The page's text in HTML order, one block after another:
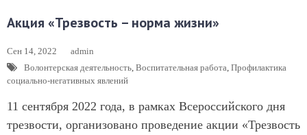
Акция «Трезвость – норма жизни»
Сен 14, 2022
admin
Волонтерская деятельность Воспитательная работа Профилактика
социально-негативных явлений
11 сентября 2022 года, в рамках Всероссийского дня
трезвости, организовано проведение акции «Трезвость